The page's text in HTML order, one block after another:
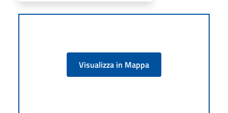
Visualizza in Mappa